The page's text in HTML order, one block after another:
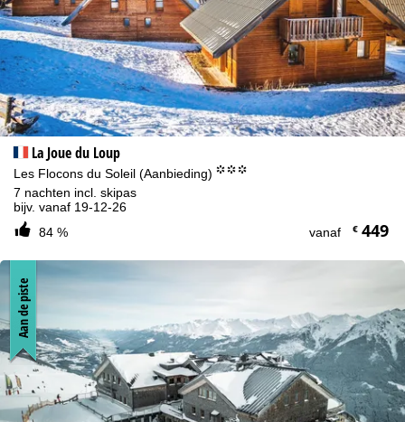
La Joue du Loup
Les Flocons du Soleil (Aanbieding) °°°
7 nachten incl. skipas
bijv. vanaf 19-12-26
84 %
vanaf €449
Aan de piste